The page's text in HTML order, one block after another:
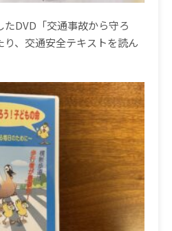
たDVD 「交通事故から守ろ
、交通安全テキストを読ん